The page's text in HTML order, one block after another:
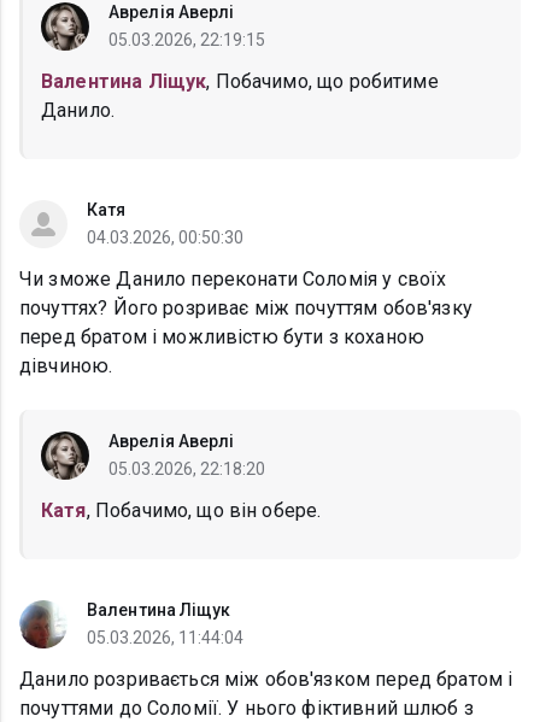
Аврелія Аверлі
05.03.2026, 22:19:15
Валентина Ліщук, Побачимо, що робитиме
Данило.
Катя
04.03.2026, 00:50:30
Чи зможе Данило переконати Соломія у своїх
почуттях? Його розриває між почуттям обов'язку
перед братом і можливістю бути з коханою
дівчиною.
Аврелія Аверлі
05.03.2026, 22:18:20
Катя, Побачимо, що він обере.
Валентина Ліщук
05.03.2026, 11:44:04
Данило розривається між обов'язком перед братом і
почуттями до Соломії. У нього фіктивний шлюб з